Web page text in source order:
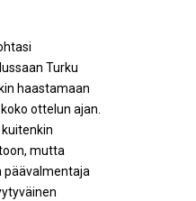
Turku
haastamaan
ottelun ajan.
mutta